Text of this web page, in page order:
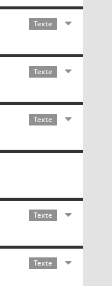
Texte
Texte
Texte
Texte
Texte